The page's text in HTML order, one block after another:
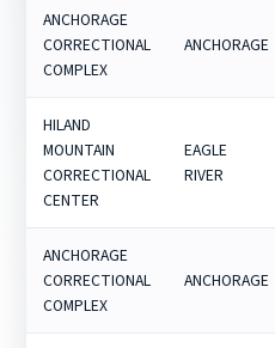
ANCHORAGE
CORRECTIONAL
COMPLEX
ANCHORAGE
HILAND
MOUNTAIN
CORRECTIONAL
CENTER
EAGLE
RIVER
ANCHORAGE
CORRECTIONAL
COMPLEX
ANCHORAGE